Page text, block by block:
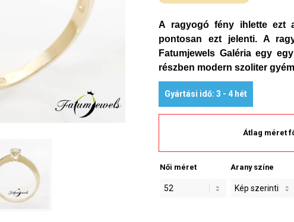
A ragyogó fény ihlette ezt
pontosan ezt jelenti. A
Fatumjewels Galéria egy
részben modern szoliter
Gyártási idő: 3 - 4 hét
Átlag méret
Női méret Arany színe